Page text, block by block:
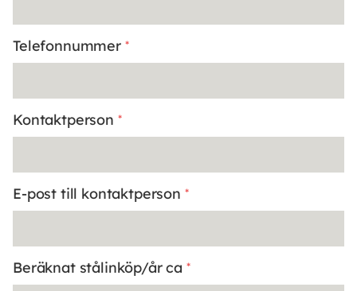
Telefonnummer *
Kontaktperson *
E-post till kontaktperson *
Beräknat stålinköp/år ca *